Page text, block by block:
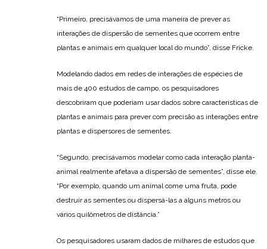
“Primeiro, precisávamos de uma maneira de prever as
interações de dispersão de sementes que ocorrem entre
plantas e animais em qualquer local do mundo”, disse Fricke.
Modelando dados em redes de interações de espécies de
mais de 400 estudos de campo, os pesquisadores
descobriram que poderiam usar dados sobre características de
plantas e animais para prever com precisão as interações entre
plantas e dispersores de sementes.
“Segundo, precisávamos modelar como cada interação planta-
animal realmente afetava a dispersão de sementes”, disse ele.
“Por exemplo, quando um animal come uma fruta, pode
destruir as sementes ou dispersá-las a alguns metros ou
vários quilômetros de distância.”
Os pesquisadores usaram dados de milhares de estudos que